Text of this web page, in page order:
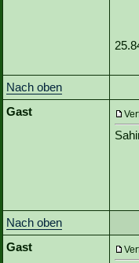
Nach oben
Gast
Nach oben
Gast